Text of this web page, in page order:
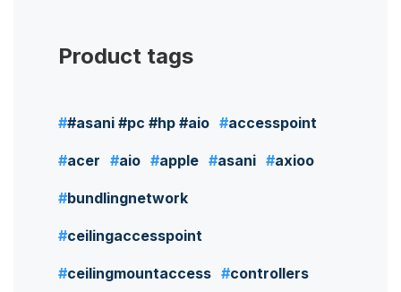
Product tags
#asani #pc #hp #aio accesspoint
acer aio apple asani axioo
bundlingnetwork
ceilingaccesspoint
ceilingmountaccess controllers